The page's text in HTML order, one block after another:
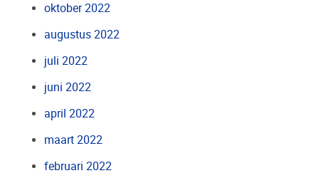
oktober 2022
augustus 2022
juli 2022
juni 2022
april 2022
maart 2022
februari 2022